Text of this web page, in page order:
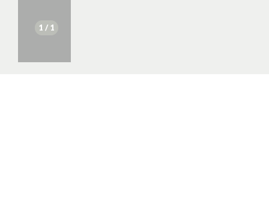
1 / 1